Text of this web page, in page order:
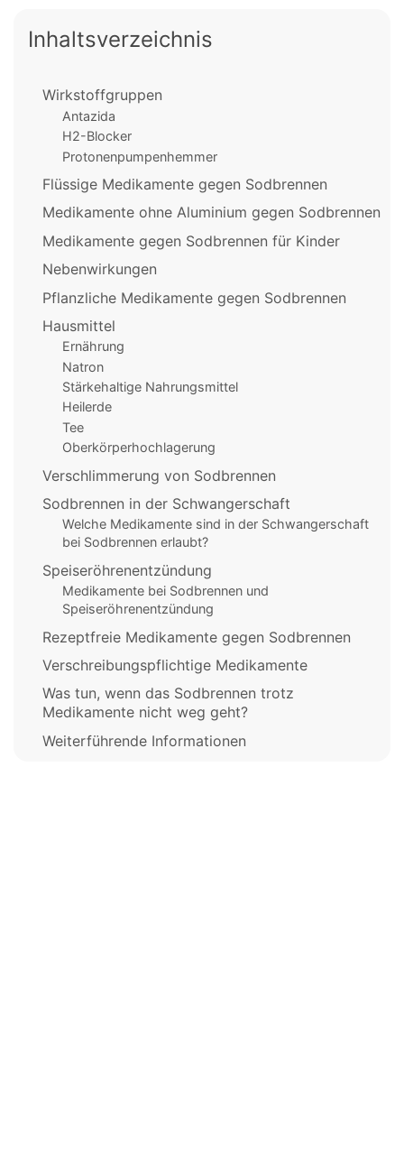
Inhaltsverzeichnis
Wirkstoffgruppen
Antazida
H2-Blocker
Protonenpumpenhemmer
Flüssige Medikamente gegen Sodbrennen
Medikamente ohne Aluminium gegen Sodbrennen
Medikamente gegen Sodbrennen für Kinder
Nebenwirkungen
Pflanzliche Medikamente gegen Sodbrennen
Hausmittel
Ernährung
Natron
Stärkehaltige Nahrungsmittel
Heilerde
Tee
Oberkörperhochlagerung
Verschlimmerung von Sodbrennen
Sodbrennen in der Schwangerschaft
Welche Medikamente sind in der Schwangerschaft
bei Sodbrennen erlaubt?
Speiseröhrenentzündung
Medikamente bei Sodbrennen und
Speiseröhrenentzündung
Rezeptfreie Medikamente gegen Sodbrennen
Verschreibungspflichtige Medikamente
Was tun, wenn das Sodbrennen trotz
Medikamente nicht weg geht?
Weiterführende Informationen